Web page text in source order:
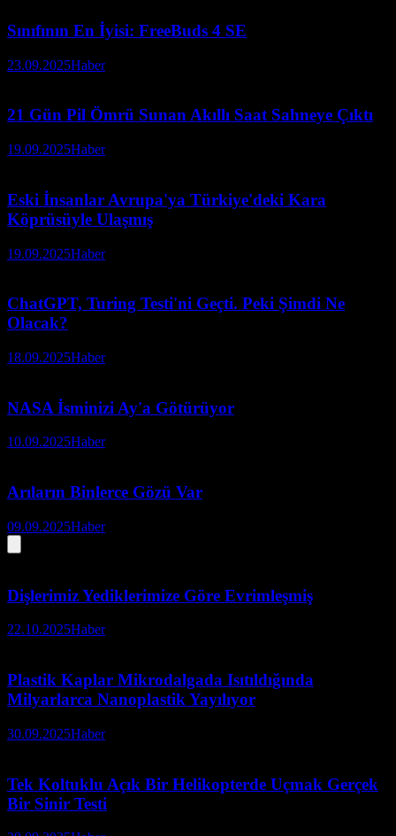
Sınıfının En İyisi: FreeBuds 4 SE
23.09.2025Haber
21 Gün Pil Ömrü Sunan Akıllı Saat Sahneye Çıktı
19.09.2025Haber
Eski İnsanlar Avrupa'ya Türkiye'deki Kara
Köprüsüyle Ulaşmış
19.09.2025Haber
ChatGPT, Turing Testi'ni Geçti. Peki Şimdi Ne
Olacak?
18.09.2025Haber
NASA İsminizi Ay'a Götürüyor
10.09.2025Haber
Arıların Binlerce Gözü Var
09.09.2025Haber
Dişlerimiz Yediklerimize Göre Evrimleşmiş
22.10.2025Haber
Plastik Kaplar Mikrodalgada Isıtıldığında
Milyarlarca Nanoplastik Yayılıyor
30.09.2025Haber
Tek Koltuklu Açık Bir Helikopterde Uçmak Gerçek
Bir Sinir Testi